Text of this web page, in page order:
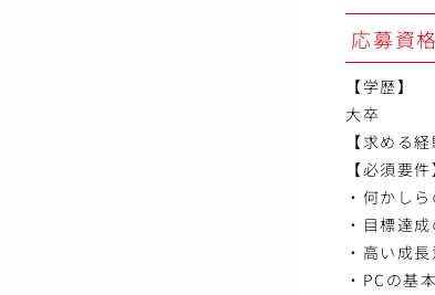
応募資格
【学歴】
大卒
【求める
【必須要件
・何かし
・目標達
・高い成
・PCの基